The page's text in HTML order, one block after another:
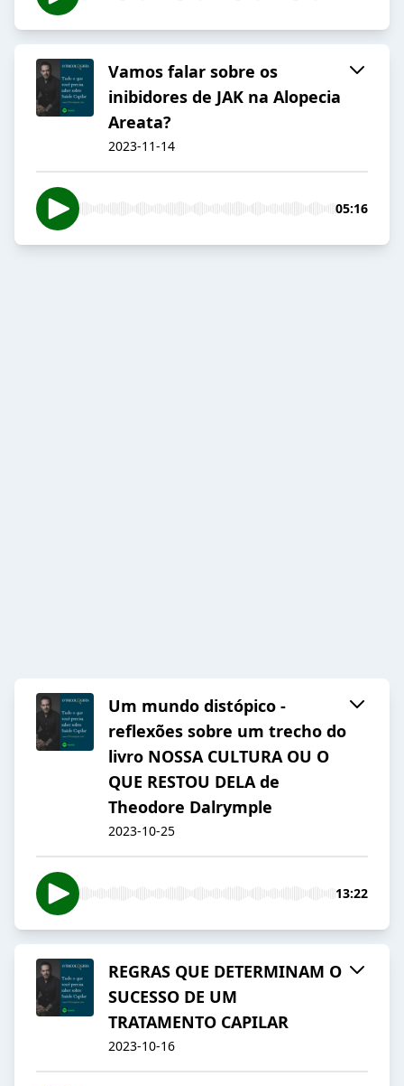
Vamos falar sobre os
inibidores de JAK na Alopecia
Areata?
2023-11-14
05:16
Um mundo distópico -
reflexões sobre um trecho do
livro NOSSA CULTURA OU O
QUE RESTOU DELA de
Theodore Dalrymple
2023-10-25
13:22
REGRAS QUE DETERMINAM O
SUCESSO DE UM
TRATAMENTO CAPILAR
2023-10-16